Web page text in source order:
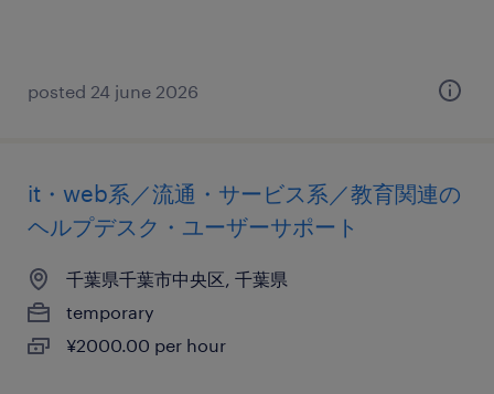
posted 24 june 2026
it・web系／流通・サービス系／教育関連の
ヘルプデスク・ユーザーサポート
千葉県千葉市中央区, 千葉県
temporary
¥2000.00 per hour